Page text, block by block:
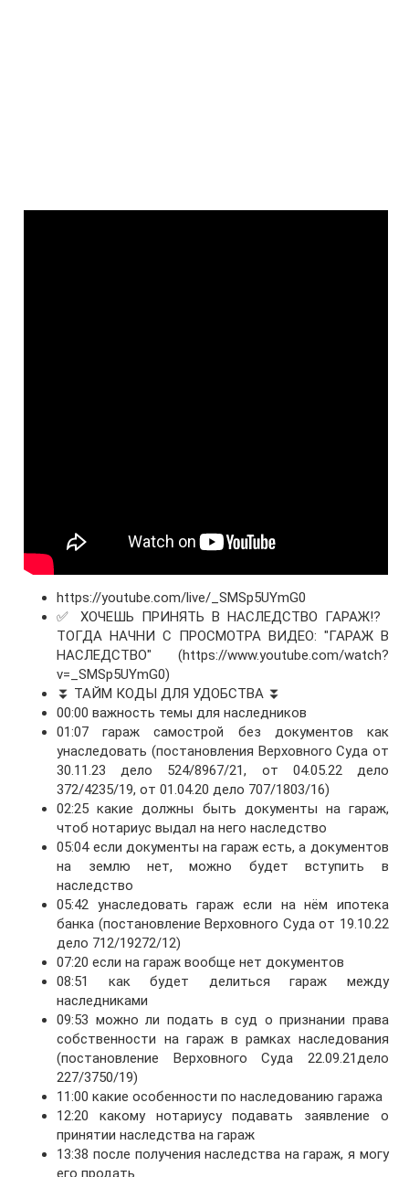
https://youtube.com/live/_SMSp5UYmG0
✅ ХОЧЕШЬ ПРИНЯТЬ В НАСЛЕДСТВО ГАРАЖ⁉️
ТОГДА НАЧНИ С ПРОСМОТРА ВИДЕО: "ГАРАЖ В
НАСЛЕДСТВО" (https://www.youtube.com/watch?
v=_SMSp5UYmG0)
⏬ ТАЙМ КОДЫ ДЛЯ УДОБСТВА ⏬
00:00 важность темы для наследников
01:07 гараж самострой без документов как
унаследовать (постановления Верховного Суда от
30.11.23 дело 524/8967/21, от 04.05.22 дело
372/4235/19, от 01.04.20 дело 707/1803/16)
02:25 какие должны быть документы на гараж,
чтоб нотариус выдал на него наследство
05:04 если документы на гараж есть, а документов
на землю нет, можно будет вступить в
наследство
05:42 унаследовать гараж если на нём ипотека
банка (постановление Верховного Суда от 19.10.22
дело 712/19272/12)
07:20 если на гараж вообще нет документов
08:51 как будет делиться гараж между
наследниками
09:53 можно ли подать в суд о признании права
собственности на гараж в рамках наследования
(постановление Верховного Суда 22.09.21дело
227/3750/19)
11:00 какие особенности по наследованию гаража
12:20 какому нотариусу подавать заявление о
принятии наследства на гараж
13:38 после получения наследства на гараж, я могу
его продать